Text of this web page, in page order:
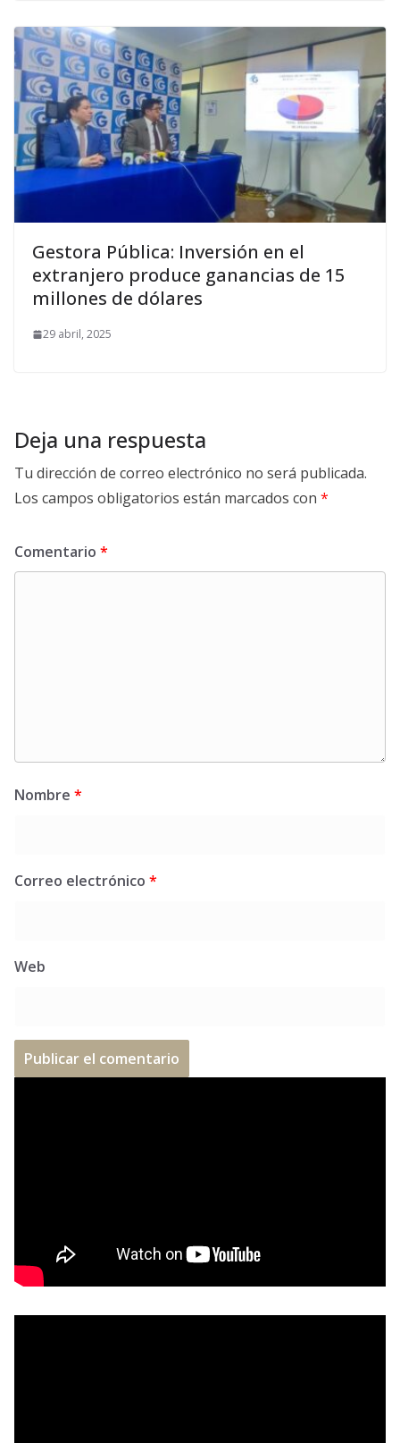
Gestora Pública: Inversión en el
extranjero produce ganancias de 15
millones de dólares
29 abril, 2025
Deja una respuesta
Tu dirección de correo electrónico no será publicada.
Los campos obligatorios están marcados con *
Comentario *
Nombre *
Correo electrónico *
Web